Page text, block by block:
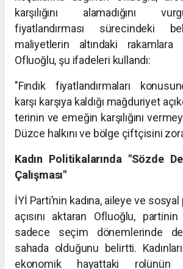
karşılığını alamadığını
fiyatlandırması sürecindeki
maliyetlerin altındaki
Ofluoğlu, şu ifadeleri kullandı:
"Fındık fiyatlandırmaları
karşı karşıya kaldığı mağduriyet
terinin ve emeğin karşılığını
Düzce halkını ve bölge çiftçisini
Kadın Politikalarında "Sözde
Çalışması"
İYİ Parti’nin kadına, aileye ve
açısını aktaran Ofluoğlu, partinin
sadece seçim dönemlerinde
sahada olduğunu belirtti.
ekonomik hayattaki rolünün